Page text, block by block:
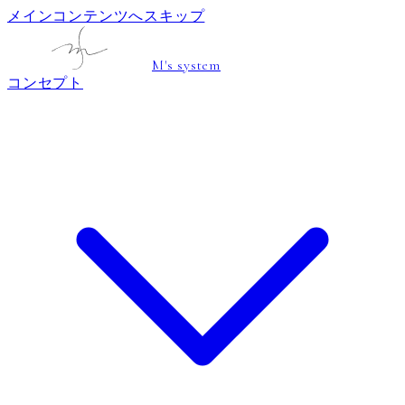
メインコンテンツへスキップ
M's system
コンセプト